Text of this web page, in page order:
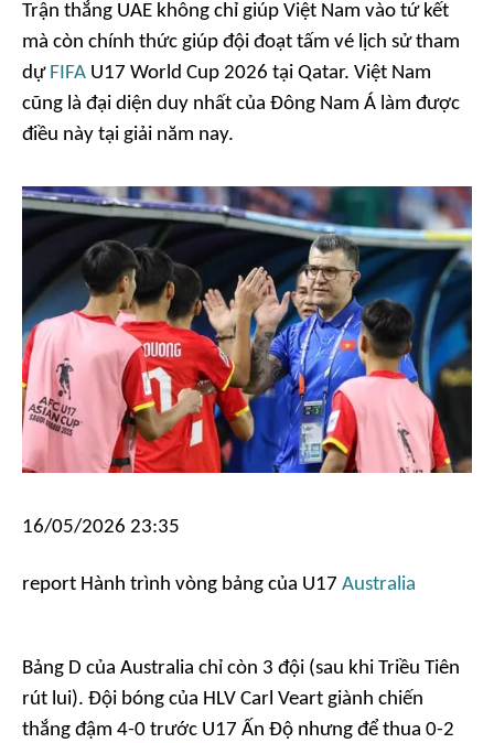
Trận thắng UAE không chỉ giúp Việt Nam vào tứ kết
mà còn chính thức giúp đội đoạt tấm vé lịch sử tham
dự FIFA U17 World Cup 2026 tại Qatar. Việt Nam
cũng là đại diện duy nhất của Đông Nam Á làm được
điều này tại giải năm nay.
16/05/2026 23:35
report Hành trình vòng bảng của U17 Australia
Bảng D của Australia chỉ còn 3 đội (sau khi Triều Tiên
rút lui). Đội bóng của HLV Carl Veart giành chiến
thắng đậm 4-0 trước U17 Ấn Độ nhưng để thua 0-2